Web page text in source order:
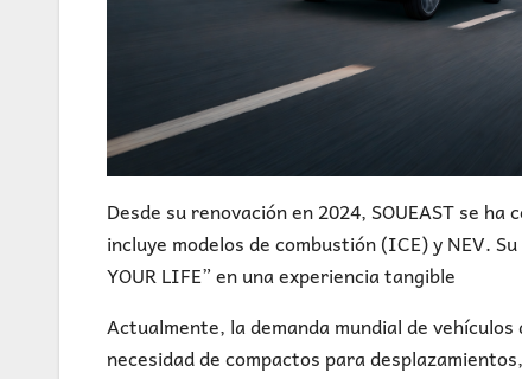
Desde su renovación en 2024, SOUEAST se
incluye modelos de combustión (ICE) y NEV.
YOUR LIFE” en una experiencia tangible
Actualmente, la demanda mundial de
necesidad de compactos para